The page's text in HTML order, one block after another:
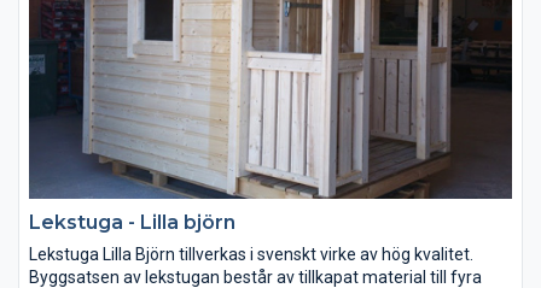
Lekstuga - Lilla björn
Lekstuga Lilla Björn tillverkas i svenskt virke av hög kvalitet.
Byggsatsen av lekstugan består av tillkapat material till fyra